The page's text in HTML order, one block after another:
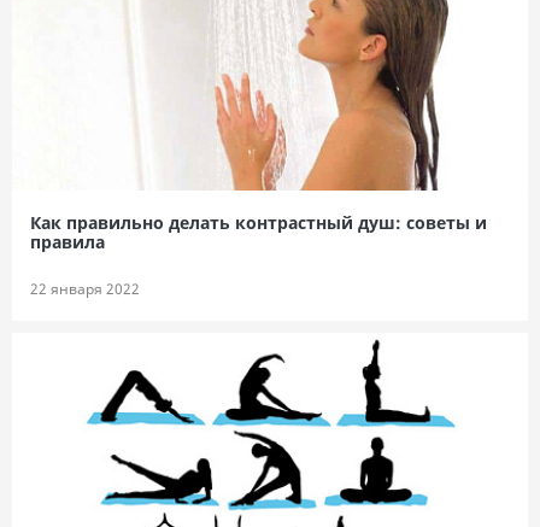
Как правильно делать контрастный душ: советы и
правила
22 января 2022